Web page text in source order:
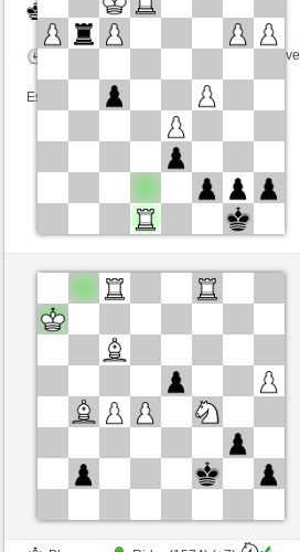
ciuciaciucia (1333)
Tiempo: 5 minutes/side + 0 seconds/move
Esta partida es por puntos
Blancas
docblume (1666) (+4)
Negras
ciuciaciucia (1333) (-4)
Tiempo: 5 minutes/side + 0 seconds/move
Esta partida es por puntos